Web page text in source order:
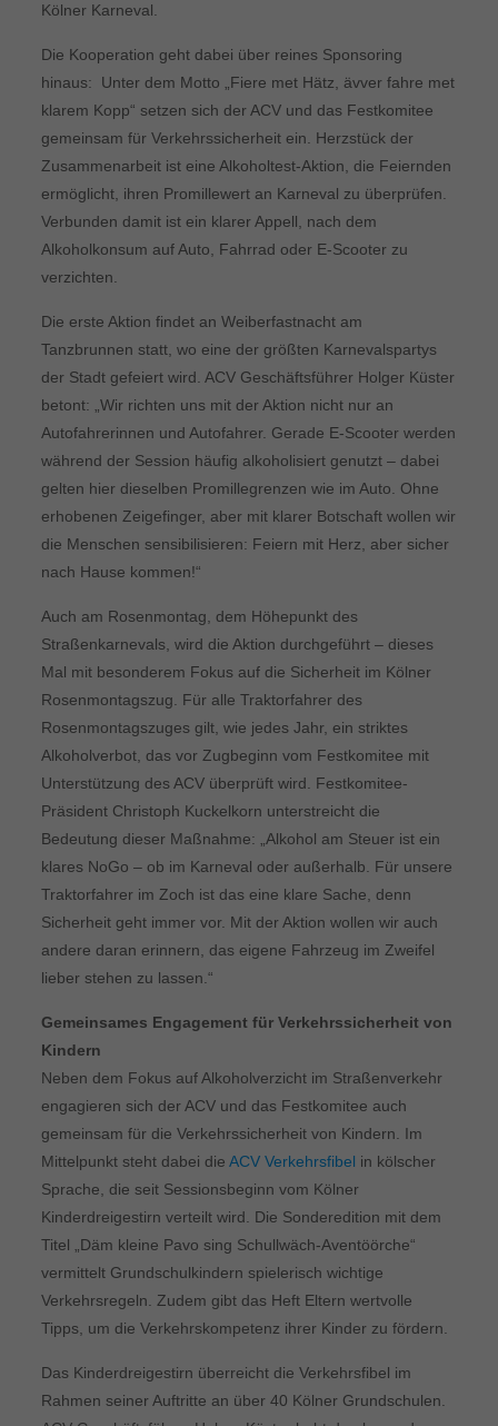
Kölner Karneval.
Die Kooperation geht dabei über reines Sponsoring
hinaus: Unter dem Motto „Fiere met Hätz, ävver fahre met
klarem Kopp“ setzen sich der ACV und das Festkomitee
gemeinsam für Verkehrssicherheit ein. Herzstück der
Zusammenarbeit ist eine Alkoholtest-Aktion, die Feiernden
ermöglicht, ihren Promillewert an Karneval zu überprüfen.
Verbunden damit ist ein klarer Appell, nach dem
Alkoholkonsum auf Auto, Fahrrad oder E-Scooter zu
verzichten.
Die erste Aktion findet an Weiberfastnacht am
Tanzbrunnen statt, wo eine der größten Karnevalspartys
der Stadt gefeiert wird. ACV Geschäftsführer Holger Küster
betont: „Wir richten uns mit der Aktion nicht nur an
Autofahrerinnen und Autofahrer. Gerade E-Scooter werden
während der Session häufig alkoholisiert genutzt – dabei
gelten hier dieselben Promillegrenzen wie im Auto. Ohne
erhobenen Zeigefinger, aber mit klarer Botschaft wollen wir
die Menschen sensibilisieren: Feiern mit Herz, aber sicher
nach Hause kommen!“
Auch am Rosenmontag, dem Höhepunkt des
Straßenkarnevals, wird die Aktion durchgeführt – dieses
Mal mit besonderem Fokus auf die Sicherheit im Kölner
Rosenmontagszug. Für alle Traktorfahrer des
Rosenmontagszuges gilt, wie jedes Jahr, ein striktes
Alkoholverbot, das vor Zugbeginn vom Festkomitee mit
Unterstützung des ACV überprüft wird. Festkomitee-
Präsident Christoph Kuckelkorn unterstreicht die
Bedeutung dieser Maßnahme: „Alkohol am Steuer ist ein
klares NoGo – ob im Karneval oder außerhalb. Für unsere
Traktorfahrer im Zoch ist das eine klare Sache, denn
Sicherheit geht immer vor. Mit der Aktion wollen wir auch
andere daran erinnern, das eigene Fahrzeug im Zweifel
lieber stehen zu lassen.“
Gemeinsames Engagement für Verkehrssicherheit von
Kindern
Neben dem Fokus auf Alkoholverzicht im Straßenverkehr
engagieren sich der ACV und das Festkomitee auch
gemeinsam für die Verkehrssicherheit von Kindern. Im
Mittelpunkt steht dabei die ACV Verkehrsfibel in kölscher
Sprache, die seit Sessionsbeginn vom Kölner
Kinderdreigestirn verteilt wird. Die Sonderedition mit dem
Titel „Däm kleine Pavo sing Schullwäch-Aventöörche“
vermittelt Grundschulkindern spielerisch wichtige
Verkehrsregeln. Zudem gibt das Heft Eltern wertvolle
Tipps, um die Verkehrskompetenz ihrer Kinder zu fördern.
Das Kinderdreigestirn überreicht die Verkehrsfibel im
Rahmen seiner Auftritte an über 40 Kölner Grundschulen.